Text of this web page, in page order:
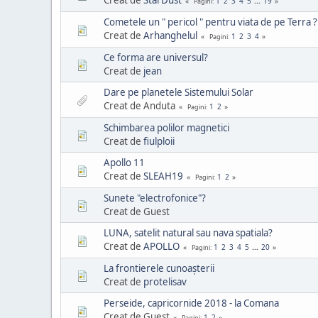
Cometele un " pericol " pentru viata de pe Terra ?
Creat de Arhanghelul Pagini 1 2 3 4
Ce forma are universul?
Creat de jean
Dare pe planetele Sistemului Solar
Creat de Anduta
Pagini 1 2
Schimbarea polilor magnetici
Creat de fiulploii
Apollo 11
Creat de SLEAH19 Pagini 1 2
Sunete "electrofonice"?
Creat de Guest
LUNA, satelit natural sau nava spatiala?
Creat de APOLLO Pagini 1 2 3 4 5 ... 20
La frontierele cunoaşterii
Creat de protelisav
Perseide, capricornide 2018 - la Comana